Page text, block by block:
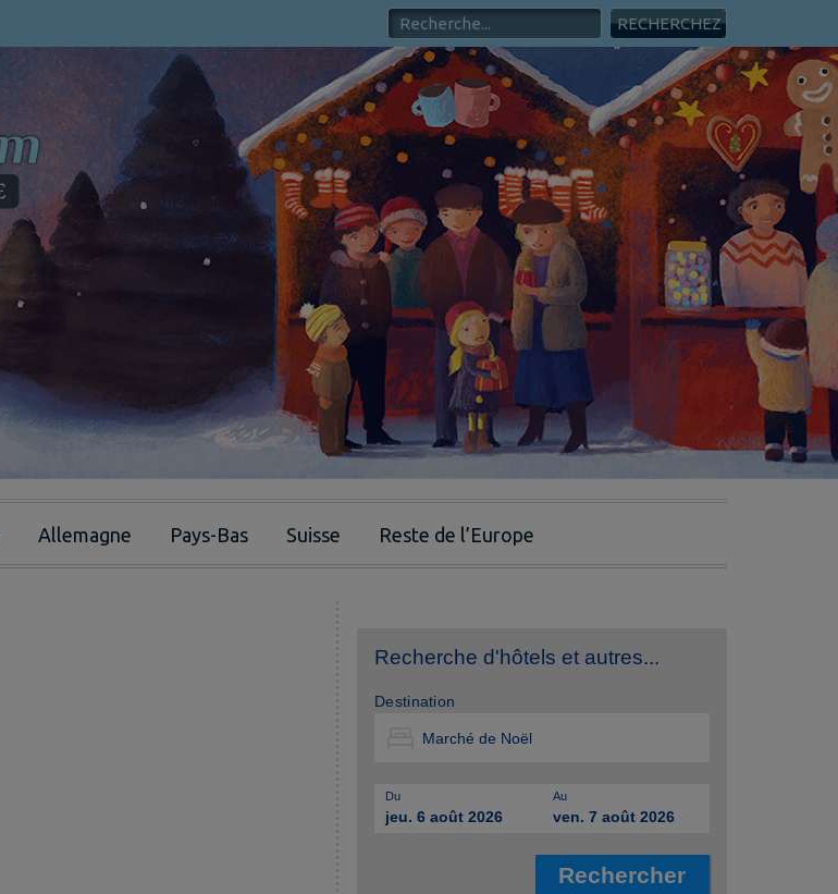
Allemagne Pays-Bas Suisse Reste de l’Europe
Recherche d'hôtels et autres...
Destination
Du
jeu. 6 août 2026
Au
ven. 7 août 2026